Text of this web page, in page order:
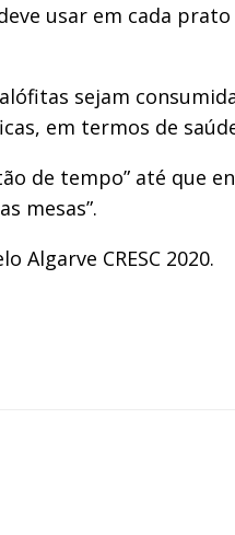
usar em cada
sejam
em termos de
de tempo” até que
mesas”.
CRESC 2020.